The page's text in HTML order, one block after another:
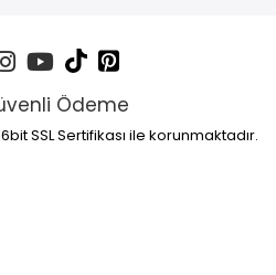
Ödeme
SSL Sertifikası ile korunmaktadır.